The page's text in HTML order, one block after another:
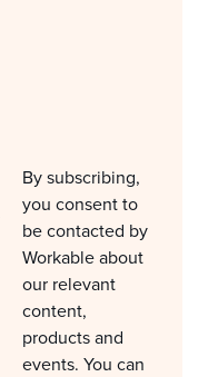
By subscribing,
you consent to
be contacted by
Workable about
our relevant
content,
products and
events. You can